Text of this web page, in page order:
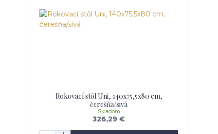
Rokovací stôl Uni, 140x75,5x80 cm,
čerešňa/sivá
326,29 €
Skladom